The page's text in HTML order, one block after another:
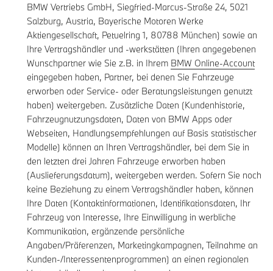
BMW Vertriebs GmbH, Siegfried-Marcus-Straße 24, 5021
Salzburg, Austria, Bayerische Motoren Werke
Aktiengesellschaft, Petuelring 1, 80788 München) sowie an
Ihre Vertragshändler und -werkstätten (Ihren angegebenen
Wunschpartner wie Sie z.B. in Ihrem BMW Online-Account
eingegeben haben, Partner, bei denen Sie Fahrzeuge
erworben oder Service- oder Beratungsleistungen genutzt
haben) weitergeben. Zusätzliche Daten (Kundenhistorie,
Fahrzeugnutzungsdaten, Daten von BMW Apps oder
Webseiten, Handlungsempfehlungen auf Basis statistischer
Modelle) können an Ihren Vertragshändler, bei dem Sie in
den letzten drei Jahren Fahrzeuge erworben haben
(Auslieferungsdatum), weitergeben werden. Sofern Sie noch
keine Beziehung zu einem Vertragshändler haben, können
Ihre Daten (Kontaktinformationen, Identifikationsdaten, Ihr
Fahrzeug von Interesse, Ihre Einwilligung in werbliche
Kommunikation, ergänzende persönliche
Angaben/Präferenzen, Marketingkampagnen, Teilnahme an
Kunden-/Interessentenprogrammen) an einen regionalen